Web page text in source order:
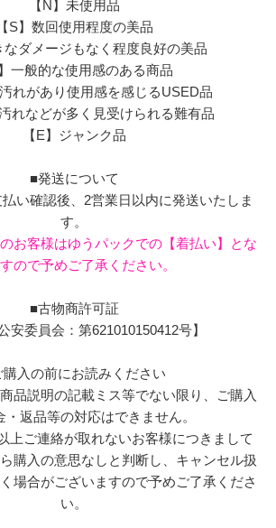
【N】未使用品
【S】数回使用程度の美品
なダメージもなく程度良好の美品
】一般的な使用感のある商品
汚れがあり使用感を感じるUSED品
れなどが多く見受けられる難有品
【E】ジャンク品
■発送について
払い確認後、2営業日以内に発送いたしま
す。
お客様はゆうパックでの【着払い】とな
ので予めご了承ください。
■古物商許可証
安委員会：第621010150412号】
購入の前にお読みください
品説明の記載ミス等でない限り、ご購入
・返品等の対応はできません。
上ご連絡が取れないお客様につきまして
購入の意思なしと判断し、キャンセル扱
場合がございますので予めご了承くださ
い。